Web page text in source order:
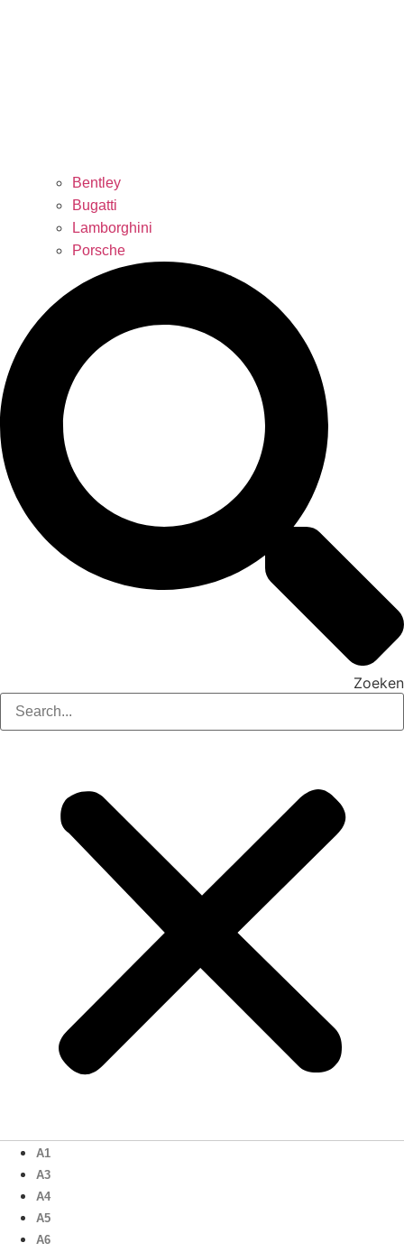
Bentley
Bugatti
Lamborghini
Porsche
Zoeken
A1
A3
A4
A5
A6